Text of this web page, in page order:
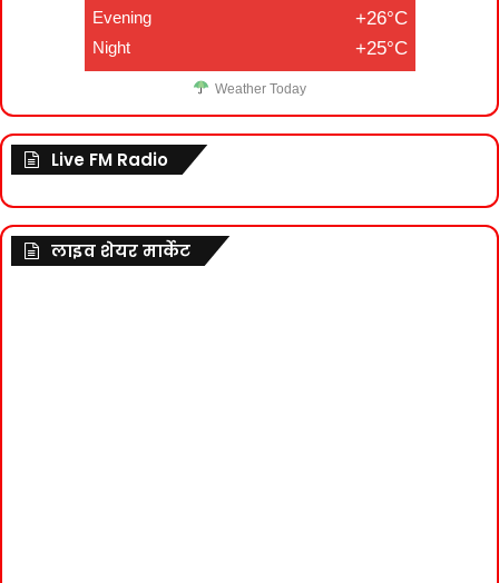
Evening +26°C
Night +25°C
Weather Today
Live FM Radio
लाइव शेयर मार्केट